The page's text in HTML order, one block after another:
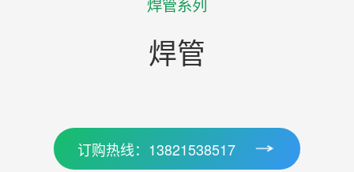
焊管系列
焊管
订购热线：13821538517